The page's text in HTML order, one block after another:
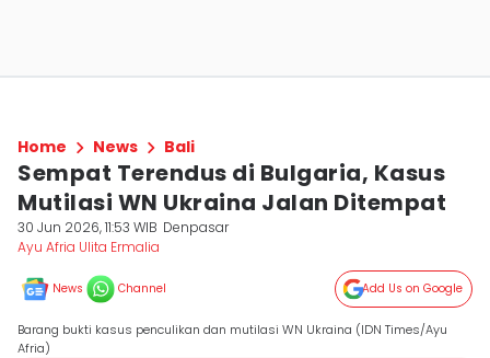
Home News Bali
Sempat Terendus di Bulgaria, Kasus
Mutilasi WN Ukraina Jalan Ditempat
30 Jun 2026, 11:53 WIB Denpasar
Ayu Afria Ulita Ermalia
News Channel Add Us on Google
Barang bukti kasus penculikan dan mutilasi WN Ukraina (IDN Times/Ayu
Afria)